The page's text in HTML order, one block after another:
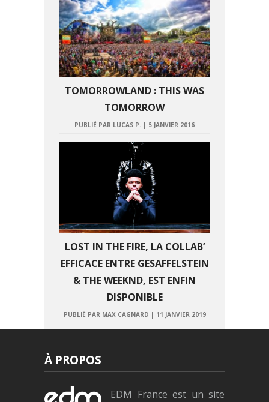
TOMORROWLAND : THIS WAS
TOMORROW
PUBLIÉ PAR LUCAS P. | 5 JANVIER 2016
LOST IN THE FIRE, LA COLLAB’
EFFICACE ENTRE GESAFFELSTEIN
& THE WEEKND, EST ENFIN
DISPONIBLE
PUBLIÉ PAR MAX CAGNARD | 11 JANVIER 2019
À PROPOS
EDM France est un site